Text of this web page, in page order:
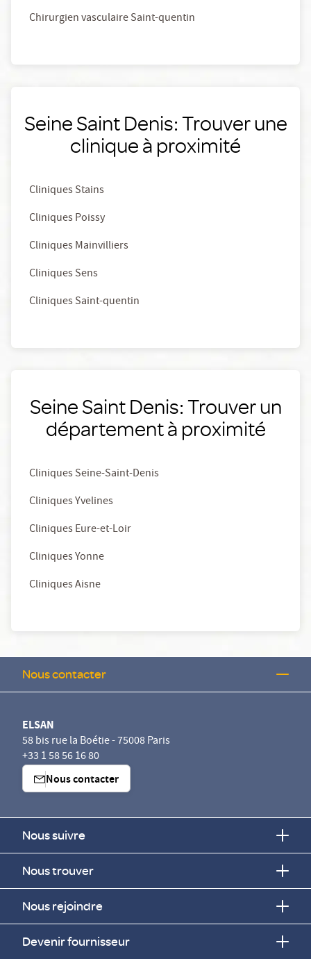
Chirurgien vasculaire Saint-quentin
Seine Saint Denis: Trouver une
clinique à proximité
Cliniques Stains
Cliniques Poissy
Cliniques Mainvilliers
Cliniques Sens
Cliniques Saint-quentin
Seine Saint Denis: Trouver un
département à proximité
Cliniques Seine-Saint-Denis
Cliniques Yvelines
Cliniques Eure-et-Loir
Cliniques Yonne
Cliniques Aisne
Nous contacter
ELSAN
58 bis rue la Boétie - 75008 Paris
+33 1 58 56 16 80
Nous contacter
Nous suivre
Nous trouver
Nous rejoindre
Devenir fournisseur